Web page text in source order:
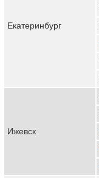
Екатеринбург
Ижевск